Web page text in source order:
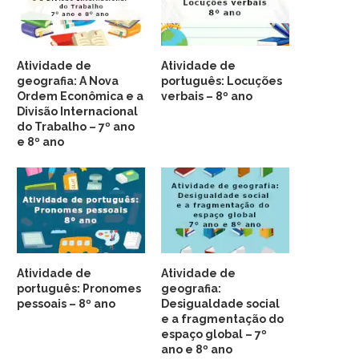
Atividade de
geografia: A Nova
Ordem Econômica e a
Divisão Internacional
do Trabalho – 7º ano
e 8º ano
Atividade de
português: Locuções
verbais – 8º ano
Atividade de
português: Pronomes
pessoais – 8º ano
Atividade de
geografia:
Desigualdade social
e a fragmentação do
espaço global – 7º
ano e 8º ano